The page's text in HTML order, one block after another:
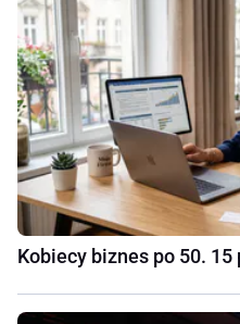
Kobiecy biznes po 50. 15